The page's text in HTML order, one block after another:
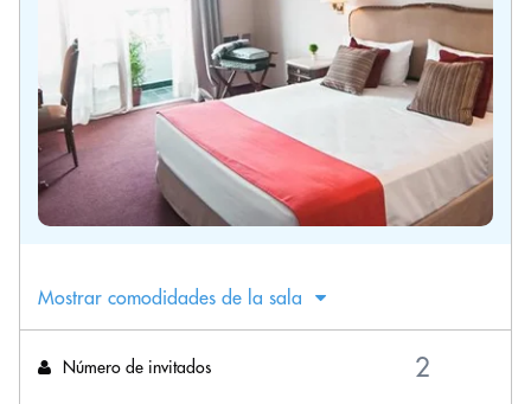
Mostrar comodidades de la sala
Número de invitados